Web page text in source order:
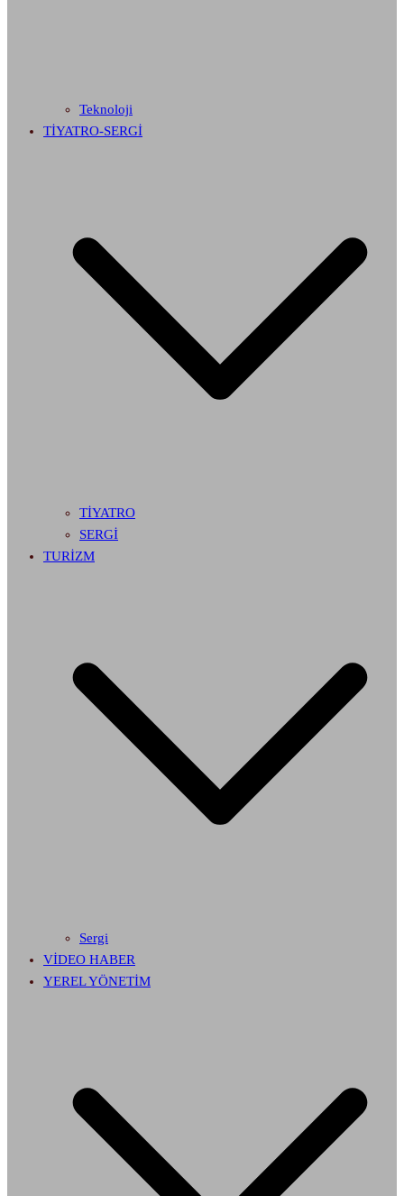
Teknoloji
TİYATRO-SERGİ
TİYATRO
SERGİ
TURİZM
Sergi
VİDEO HABER
YEREL YÖNETİM